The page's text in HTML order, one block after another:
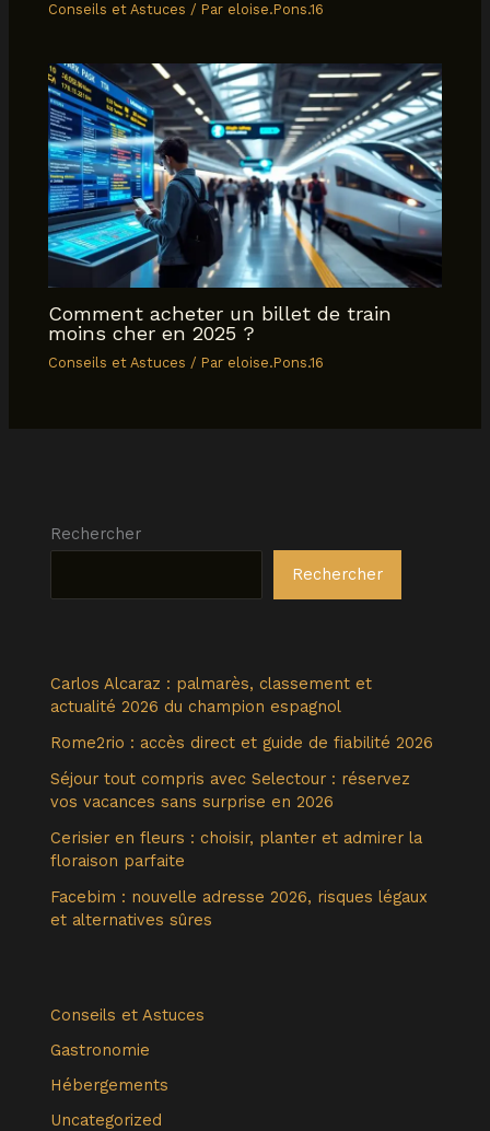
Conseils et Astuces / Par eloise.Pons.16
Comment acheter un billet de train
moins cher en 2025 ?
Conseils et Astuces / Par eloise.Pons.16
Rechercher
Rechercher
Carlos Alcaraz : palmarès, classement et
actualité 2026 du champion espagnol
Rome2rio : accès direct et guide de fiabilité 2026
Séjour tout compris avec Selectour : réservez
vos vacances sans surprise en 2026
Cerisier en fleurs : choisir, planter et admirer la
floraison parfaite
Facebim : nouvelle adresse 2026, risques légaux
et alternatives sûres
Conseils et Astuces
Gastronomie
Hébergements
Uncategorized